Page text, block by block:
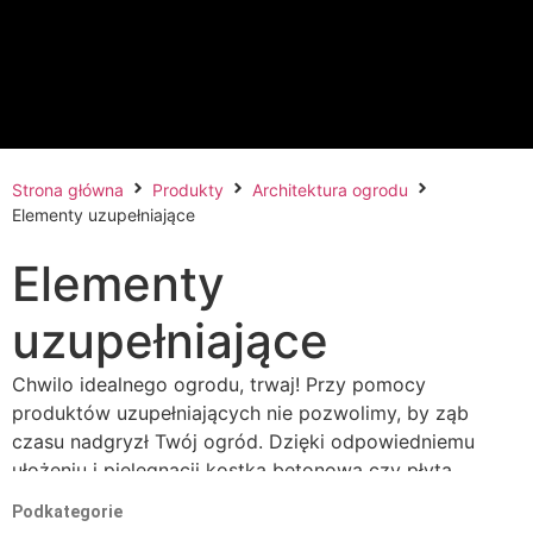
Strona główna Produkty
Architektura ogrodu
Elementy uzupełniające
Elementy
uzupełniające
Chwilo idealnego ogrodu, trwaj! Przy pomocy
produktów uzupełniających nie pozwolimy, by ząb
czasu nadgryzł Twój ogród. Dzięki odpowiedniemu
ułożeniu i pielęgnacji kostka betonowa czy płyta
tarasowa będzie na długo cieszyć nie tylko Twoje oko,
ale również przyszłych pokoleń.
Podkategorie